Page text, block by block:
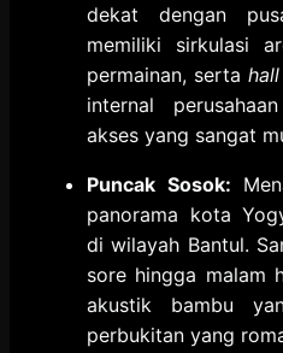
dekat dengan
memiliki sirkulasi
permainan, sertahall
internal
akses yang sangat
Puncak Sosok:
panorama kota
di wilayah Bantul.
sore hingga malam
akustik bambu
perbukitan yang